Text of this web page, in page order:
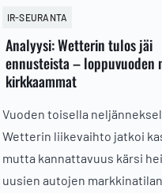
IR-SEURANTA
Analyysi: Wetterin tulos jäi
ennusteista – loppuvuoden
kirkkaammat
Vuoden toisella
Wetterin liikevaihto jatkoi
mutta kannattavuus kärsi
uusien autojen